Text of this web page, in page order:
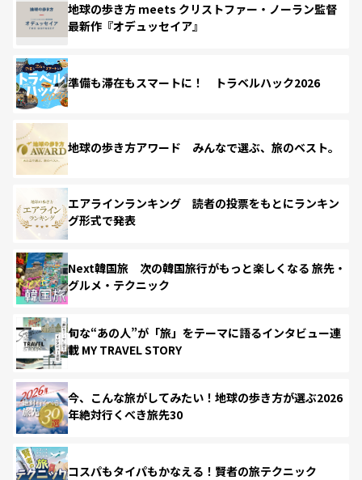
地球の歩き方 meets クリストファー・ノーラン監督
最新作『オデュッセイア』
準備も滞在もスマートに！ トラベルハック2026
地球の歩き方アワード みんなで選ぶ、旅のベスト。
エアラインランキング 読者の投票をもとにランキン
グ形式で発表
Next韓国旅 次の韓国旅行がもっと楽しくなる 旅先・
グルメ・テクニック
旬な“あの人”が「旅」をテーマに語るインタビュー連
載 MY TRAVEL STORY
今、こんな旅がしてみたい！地球の歩き方が選ぶ2026
年絶対行くべき旅先30
コスパもタイパもかなえる！賢者の旅テクニック